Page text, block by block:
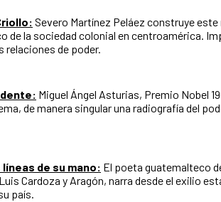
Severo Martínez Peláez construye
de la sociedad colonial en centroamérica.
relaciones de poder.
Miguel Ángel Asturias, Premio Nobel
de manera singular una radiografía del
líneas de su mano: El poeta guatemalteco
Cardoza y Aragón, narra desde el exilio
país.